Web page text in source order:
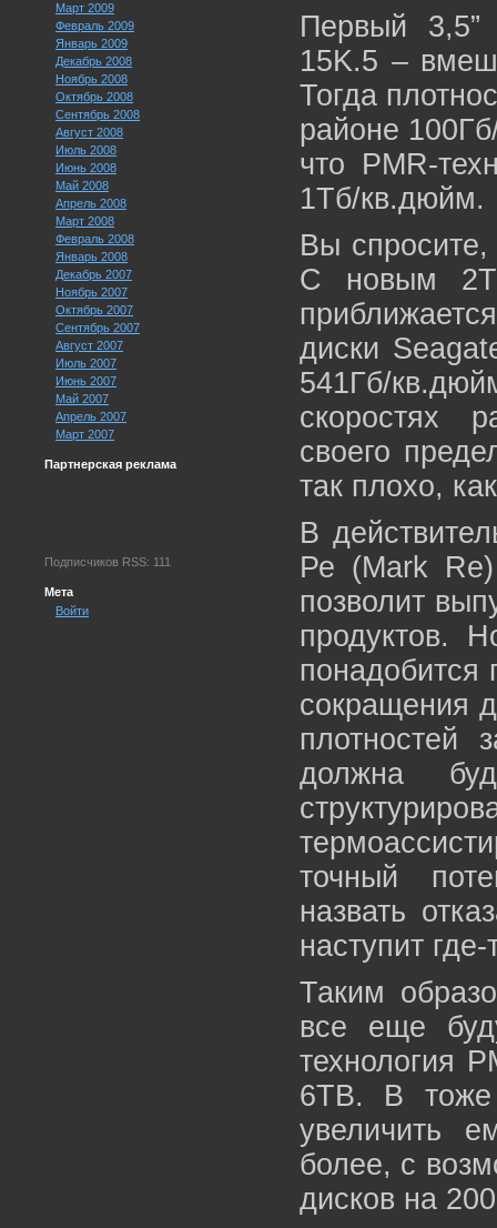
Март 2009
Февраль 2009
Январь 2009
Декабрь 2008
Ноябрь 2008
Октябрь 2008
Сентябрь 2008
Август 2008
Июль 2008
Июнь 2008
Май 2008
Апрель 2008
Март 2008
Февраль 2008
Январь 2008
Декабрь 2007
Ноябрь 2007
Октябрь 2007
Сентябрь 2007
Август 2007
Июль 2007
Июнь 2007
Май 2007
Апрель 2007
Март 2007
Партнерская реклама
Подписчиков RSS: 111
Мета
Войти
Первый 3,5”
15K.5 –
Тогда
районе
что PMR-
1Tб/кв.дюйм.
Вы спросите,
С новым
диски
541Гб/
скоростях
своего
так плохо,
В
Ре (Mark Re)
позволит
продуктов.
понадобится
сокращения
плотностей
должна
точный
назвать
наступит
Таким
все еще
технология
6TB. В тоже
увеличить
более, с
дисков на